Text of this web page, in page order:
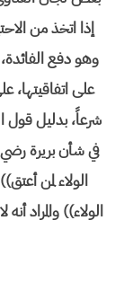
إذا اتخذ من
وهو دفع
على اتفاقيتها،
شرعاً، بدليل
في شأن بريرة
الولاء لمن
الولاء)) والمراد